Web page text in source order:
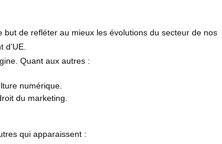
but de refléter au mieux les évolutions du secteur de nos
Quant aux autres :
numérique.
du marketing.
qui apparaissent :